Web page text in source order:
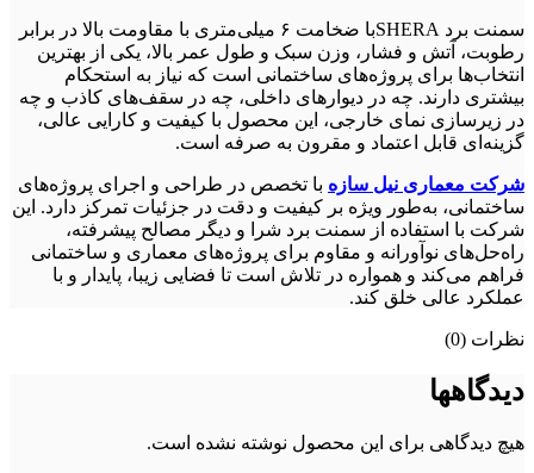
سمنت برد SHERAبا ضخامت ۶ میلی‌متری با مقاومت بالا در برابر
رطوبت، آتش و فشار، وزن سبک و طول عمر بالا، یکی از بهترین
انتخاب‌ها برای پروژه‌های ساختمانی است که نیاز به استحکام
بیشتری دارند. چه در دیوارهای داخلی، چه در سقف‌های کاذب و چه
در زیرسازی نمای خارجی، این محصول با کیفیت و کارایی عالی،
گزینه‌ای قابل اعتماد و مقرون به صرفه است.
شرکت معماری نیل سازه با تخصص در طراحی و اجرای پروژه‌های
ساختمانی، به‌طور ویژه بر کیفیت و دقت در جزئیات تمرکز دارد. این
شرکت با استفاده از سمنت برد شرا و دیگر مصالح پیشرفته،
راه‌حل‌های نوآورانه و مقاوم برای پروژه‌های معماری و ساختمانی
فراهم می‌کند و همواره در تلاش است تا فضایی زیبا، پایدار و با
عملکرد عالی خلق کند.
نظرات (0)
دیدگاهها
هیچ دیدگاهی برای این محصول نوشته نشده است.